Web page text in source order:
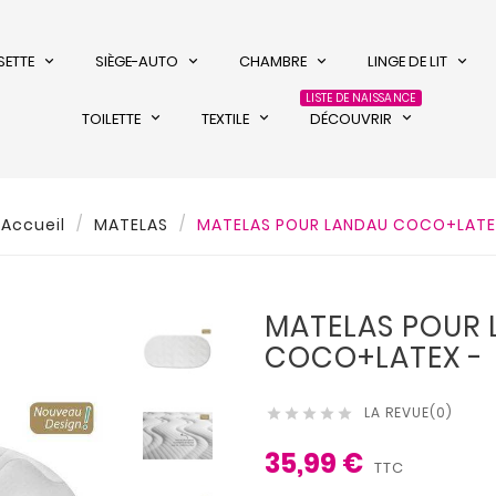
SIÈGE-AUTO CHAMBRE LINGE DE LIT
TOILETTE TEXTILE DÉCOUVRIR
LISTE DE NAISSANCE
Accueil MATELAS MATELAS POUR LANDAU
MATELAS POUR
COCO+LATEX -
     LA REVUE(0)
35,99 € TTC